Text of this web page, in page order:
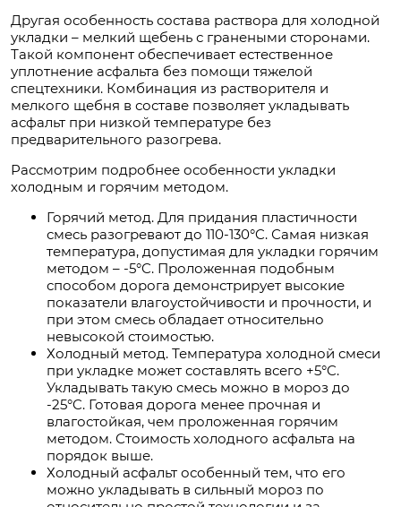
Другая особенность состава раствора для холодной
укладки – мелкий щебень с гранеными сторонами.
Такой компонент обеспечивает естественное
уплотнение асфальта без помощи тяжелой
спецтехники. Комбинация из растворителя и
мелкого щебня в составе позволяет укладывать
асфальт при низкой температуре без
предварительного разогрева.
Рассмотрим подробнее особенности укладки
холодным и горячим методом.
Горячий метод. Для придания пластичности
смесь разогревают до 110-130°C. Самая низкая
температура, допустимая для укладки горячим
методом – -5°C. Проложенная подобным
способом дорога демонстрирует высокие
показатели влагоустойчивости и прочности, и
при этом смесь обладает относительно
невысокой стоимостью.
Холодный метод. Температура холодной смеси
при укладке может составлять всего +5°C.
Укладывать такую смесь можно в мороз до
-25°C. Готовая дорога менее прочная и
влагостойкая, чем проложенная горячим
методом. Стоимость холодного асфальта на
порядок выше.
Холодный асфальт особенный тем, что его
можно укладывать в сильный мороз по